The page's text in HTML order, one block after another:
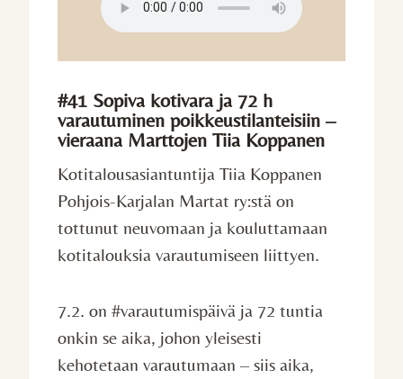
#41 Sopiva kotivara ja 72 h
varautuminen poikkeustilanteisiin –
vieraana Marttojen Tiia Koppanen
Kotitalousasiantuntija Tiia Koppanen
Pohjois-Karjalan Martat ry:stä on
tottunut neuvomaan ja kouluttamaan
kotitalouksia varautumiseen liittyen.
7.2. on #varautumispäivä ja 72 tuntia
onkin se aika, johon yleisesti
kehotetaan varautumaan – siis aika,